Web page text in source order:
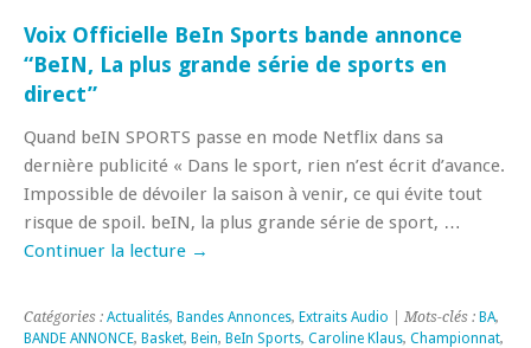
Voix Officielle BeIn Sports bande annonce
“BeIN, La plus grande série de sports en
direct”
Quand beIN SPORTS passe en mode Netflix dans sa
dernière publicité « Dans le sport, rien n’est écrit d’avance.
Impossible de dévoiler la saison à venir, ce qui évite tout
risque de spoil. beIN, la plus grande série de sport, …
Continuer la lecture →
Catégories : Actualités, Bandes Annonces, Extraits Audio | Mots-clés : BA,
BANDE ANNONCE, Basket, Bein, BeIn Sports, Caroline Klaus, Championnat,